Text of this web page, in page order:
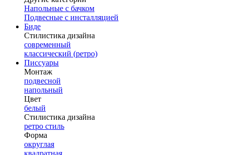
Напольные с бачком
Подвесные с инсталляцией
Биде
Стилистика дизайна
современный
классический (ретро)
Писсуары
Монтаж
подвесной
напольный
Цвет
белый
Стилистика дизайна
ретро стиль
Форма
округлая
квадратная